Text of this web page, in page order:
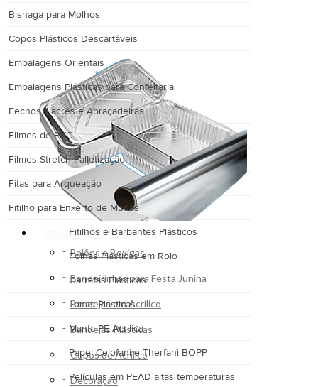
FESTAS DECORAÇÕES
Balões e Bexigas
Bandeirinhas para Festa Junina
Bandejas em Acrílico
Bandejas Plásticas
Copos de Acrílico
Decoração
Bisnaga para Molhos
Copos Plásticos Descartáveis
Embalagens Orientais
Embalagens Plásticas para Confeitaria
Fechos, Lacres e Abraçadeiras
Filmes de PVC
Filmes Stretch Palletização
Fitas para Arqueação
Fitilho para Enxerto de Mudas
Fitilhos e Barbantes Plásticos
Folhas Plásticas em Rolo
Garrafas Plásticas
Lonas Plásticas
Manta PE Acrílica
Papel Celofani e Therfani BOPP
Películas em PEAD altas temperaturas